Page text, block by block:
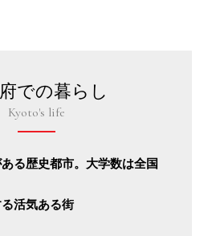
での暮らし
Kyoto's life
る歴史都市。大学数は全国
活気ある街